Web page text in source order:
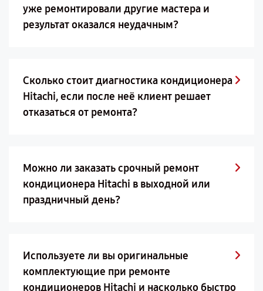
уже ремонтировали другие мастера и
результат оказался неудачным?
Сколько стоит диагностика кондиционера
Hitachi, если после неё клиент решает
отказаться от ремонта?
Можно ли заказать срочный ремонт
кондиционера Hitachi в выходной или
праздничный день?
Используете ли вы оригинальные
комплектующие при ремонте
кондиционеров Hitachi и насколько быстро